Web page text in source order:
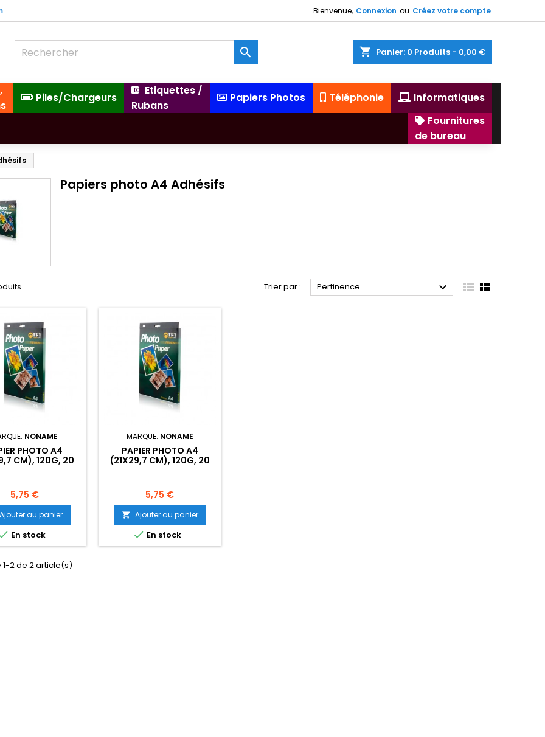
Bienvenue, Connexion ou Créez votre compte
shopping_cart Panier: 0 Produits - 0,00 €

Piles/Chargeurs
Etiquettes /
Rubans
Papiers Photos Téléphonie
Informatiques
Fournitures
de bureau
Papiers photo A4 Adhésifs
Trier par : Pertinence   
NONAME
PHOTO A4
CM), 120G, 20
Prix
5,75 €
Ajouter au panier
En stock
MARQUE: NONAME
PAPIER PHOTO A4
(21X29,7 CM), 120G, 20
Prix
5,75 €
 Ajouter au panier
 En stock
2 de 2 article(s)